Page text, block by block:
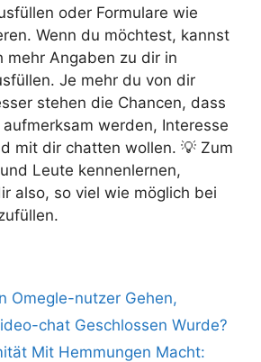
oder Formulare wie
Wenn du möchtest, kannst
mehr Angaben zu dir in
Je mehr du von dir
stehen die Chancen, dass
werden, Interesse
mit dir chatten wollen. 💡 Zum
Leute kennenlernen,
also, so viel wie möglich bei
Omegle-nutzer Gehen,
chat Geschlossen Wurde?
Mit Hemmungen Macht: